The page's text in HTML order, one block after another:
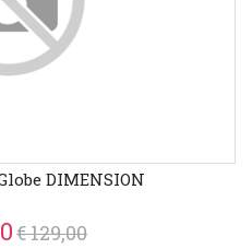
DIMENSION
€ 129,00